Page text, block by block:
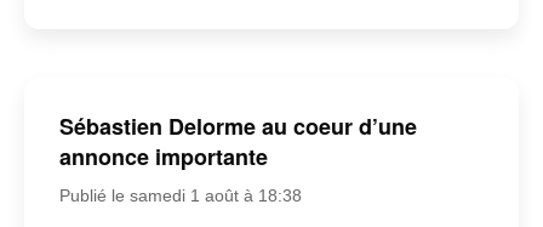
Sébastien Delorme au coeur d’une
annonce importante
Publié le samedi 1 août à 18:38